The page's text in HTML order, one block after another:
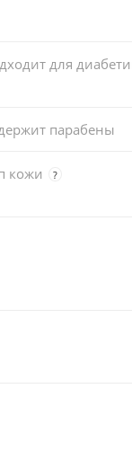
для
парабены
кожи ?